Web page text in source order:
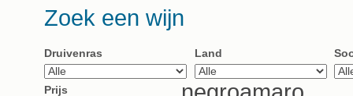
Zoek een wijn
Druivenras Land
Prijs